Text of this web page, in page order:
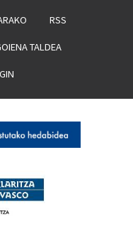
RSS
TALDEA